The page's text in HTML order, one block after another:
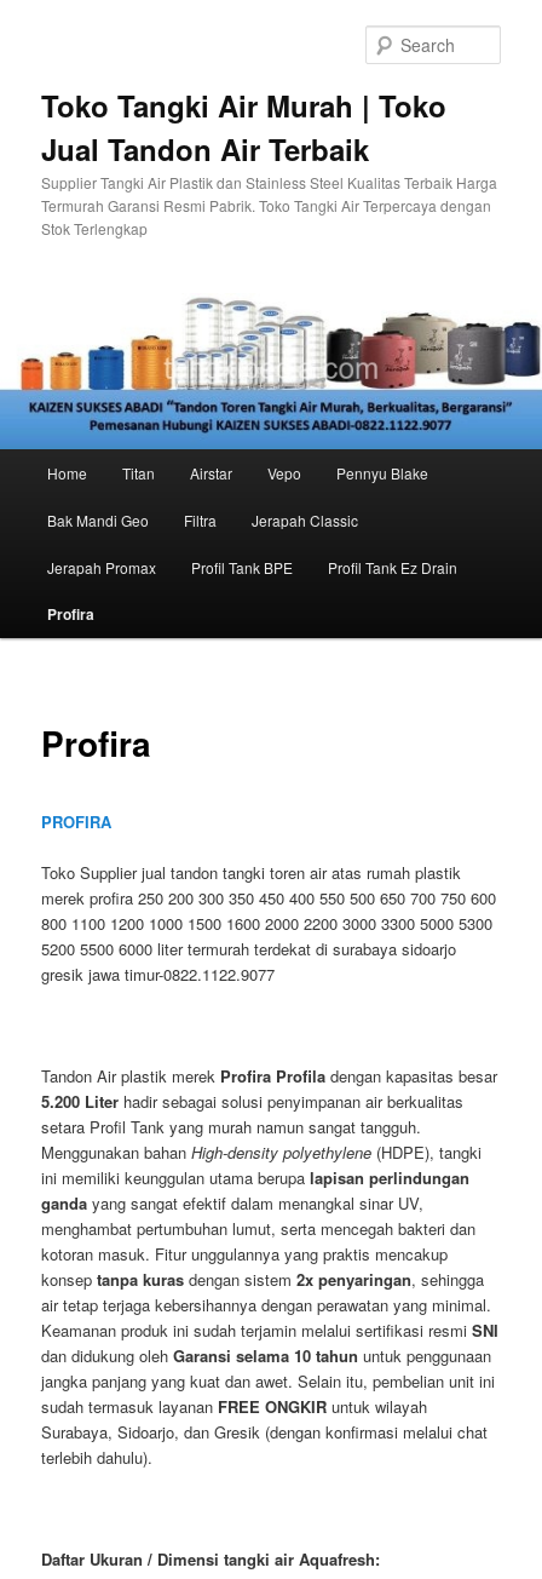
Toko Tangki Air Murah | Toko
Jual Tandon Air Terbaik
Supplier Tangki Air Plastik dan Stainless Steel Kualitas Terbaik Harga
Termurah Garansi Resmi Pabrik. Toko Tangki Air Terpercaya dengan
Stok Terlengkap
Home Titan Airstar Vepo Pennyu Blake
Bak Mandi Geo Filtra Jerapah Classic
Jerapah Promax Profil Tank BPE Profil Tank Ez Drain
Profira
Profira
PROFIRA
Toko Supplier jual tandon tangki toren air atas rumah plastik
merek profira 250 200 300 350 450 400 550 500 650 700 750 600
800 1100 1200 1000 1500 1600 2000 2200 3000 3300 5000 5300
5200 5500 6000 liter termurah terdekat di surabaya sidoarjo
gresik jawa timur-0822.1122.9077
Tandon Air plastik merek Profira Profila dengan kapasitas besar
5.200 Liter hadir sebagai solusi penyimpanan air berkualitas
setara Profil Tank yang murah namun sangat tangguh.
Menggunakan bahanHigh-density polyethylene (HDPE), tangki
ini memiliki keunggulan utama berupalapisan perlindungan
ganda yang sangat efektif dalam menangkal sinar UV,
menghambat pertumbuhan lumut, serta mencegah bakteri dan
kotoran masuk. Fitur unggulannya yang praktis mencakup
konseptanpa kuras dengan sistem2x penyaringan, sehingga
air tetap terjaga kebersihannya dengan perawatan yang minimal.
Keamanan produk ini sudah terjamin melalui sertifikasi resmiSNI
dan didukung olehGaransi selama 10 tahun untuk penggunaan
jangka panjang yang kuat dan awet. Selain itu, pembelian unit ini
sudah termasuk layanan FREE ONGKIR untuk wilayah
Surabaya, Sidoarjo, dan Gresik (dengan konfirmasi melalui chat
terlebih dahulu).
Daftar Ukuran / Dimensi tangki air Aquafresh: